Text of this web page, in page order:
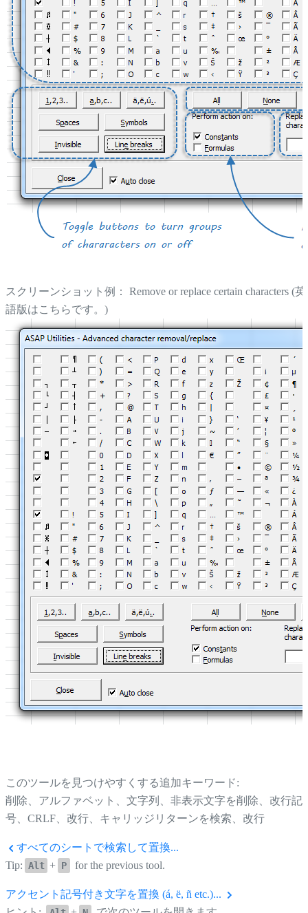
スクリーンショット例： Remove or replace certain characters (英
語版はこちらです。)
このツールを見つけやすくする追加キーワード:
削除、アルファベット、文字列、非表示文字を削除、改行記
号、CRLF、改行、キャリッジリターンを検索、改行
すべてのシートで検索して置換...
Tip: Alt + P for the previous tool.
アクセント記号付き文字を置換 (á, ë, ñ etc.)...